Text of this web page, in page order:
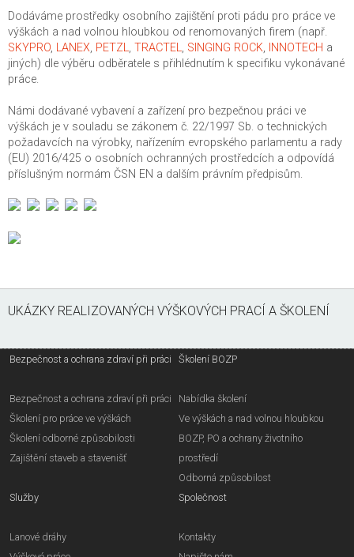
Dodáváme prostředky osobního zajištění proti pádu pro práce ve
výškách a nad volnou hloubkou od renomovaných firem (např.
SKYPRO, LANEX, PETZL, TRACTEL, SINGING ROCK, INNOTECH a
jiných) dle výběru odběratele s přihlédnutím k specifiku vykonávané
práce.
Námi dodávané vybavení a zařízení pro bezpečnou práci ve
výškách je v souladu se zákonem č. 22/1997 Sb. o technických
požadavcích na výrobky, nařízením evropského parlamentu a rady
(EU) 2016/425 o osobních ochranných prostředcích a odpovídá
příslušným normám ČSN EN a dalším právním předpisům.
UKÁZKY REALIZOVANÝCH VÝŠKOVÝCH PRACÍ A ŠKOLENÍ
Bezpečnost a ochrana zdraví při práci
Bezpečnost a ochrana zdraví při práci
Školení pro práce ve výškách
Školení odborné způsobilosti
Zajištění staveb a stavenišť
Školení BOZP
Nabídka školení
Ve výškách a nad volnou hloubkou
BOZP, PO a ochrany životního
prostředí
Odborná způsobilost
Služby
Lanové dráhy
Společnost
Kontakty